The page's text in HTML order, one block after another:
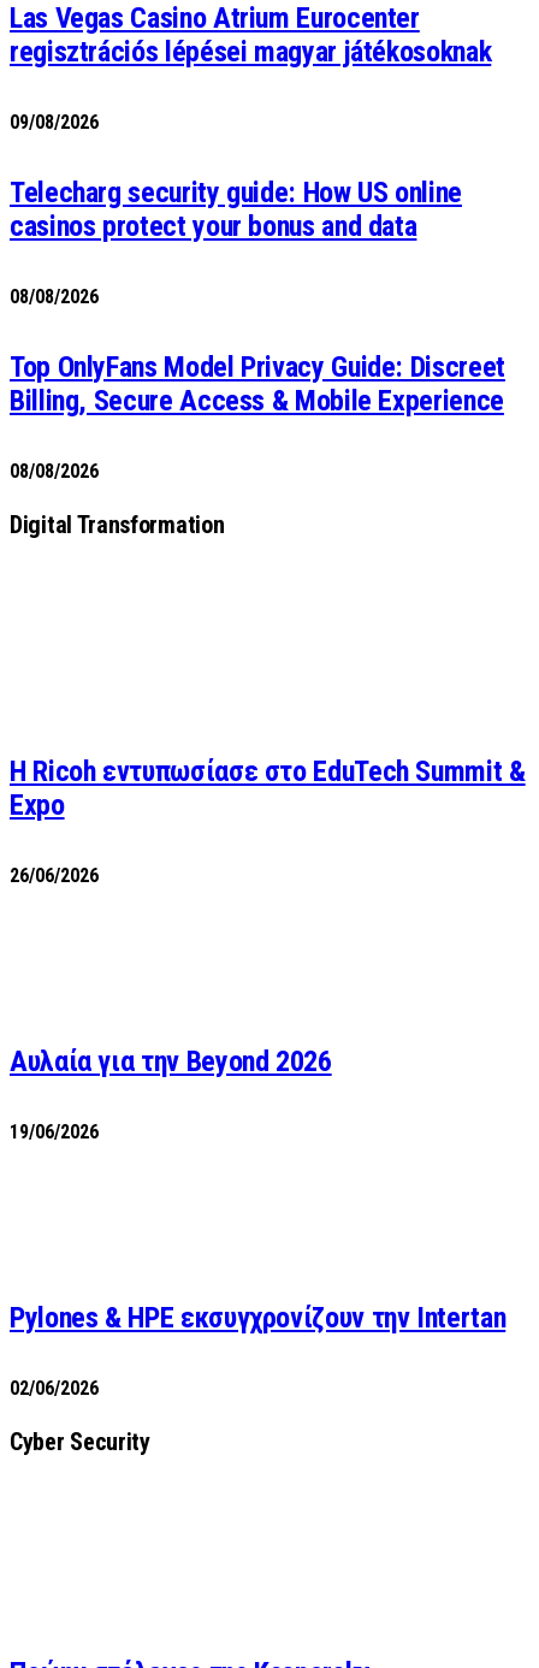
Las Vegas Casino Atrium Eurocenter
regisztrációs lépései magyar játékosoknak
09/08/2026
Telecharg security guide: How US online
casinos protect your bonus and data
08/08/2026
Top OnlyFans Model Privacy Guide: Discreet
Billing, Secure Access & Mobile Experience
08/08/2026
Digital Transformation
Η Ricoh εντυπωσίασε στο EduTech Summit &
Expo
26/06/2026
Αυλαία για την Beyond 2026
19/06/2026
Pylones & HPE εκσυγχρονίζουν την Intertan
02/06/2026
Cyber Security